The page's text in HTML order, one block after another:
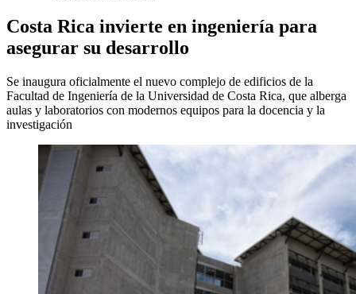
Costa Rica invierte en ingeniería para
asegurar su desarrollo
Se inaugura oficialmente el nuevo complejo de edificios de la
Facultad de Ingeniería de la Universidad de Costa Rica, que alberga
aulas y laboratorios con modernos equipos para la docencia y la
investigación